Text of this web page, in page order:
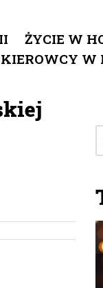
ŻYCIE W
KIEROWCY W